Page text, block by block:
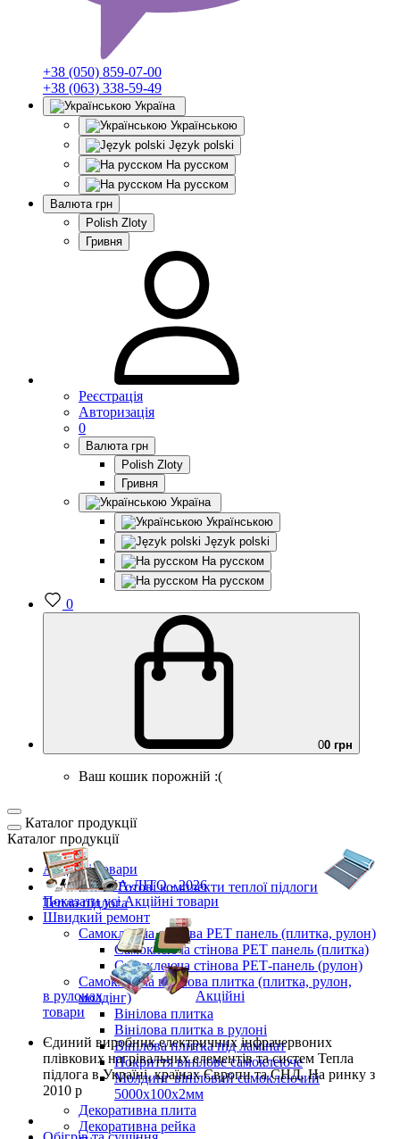
+38 (050) 859-07-00
+38 (063) 338-59-49
Україна
Українською
Język polski
На русском
На русском
Валюта грн
Polish Zloty
Гривня
Реєстрація
Авторизація
0
Валюта грн
Polish Zloty
Гривня
Україна
Українською
Język polski
На русском
На русском
0
00 грн
Ваш кошик порожній :(
Каталог продукції
Каталог продукції
Акційні товари
ВЕСНА-ЛІТО - 2026
Показати усі Акційні товари
Швидкий ремонт
Самоклеюча стінова PET панель (плитка, рулон)
Самоклеюча стінова PET панель (плитка)
Самоклеюча стінова РЕТ-панель (рулон)
Самоклеюча вінілова плитка (плитка, рулон,
молдінг)
Вінілова плитка
Вінілова плитка в рулоні
Вінілова плитка під ламінат
Покриття вінілове самоклеюче
Молдинг вініловий самоклеючий
5000х100х2мм
Декоративна плита
Декоративна рейка
Готові комплекти теплої підлоги
Тепла підлога
в рулонах
Акційні
товари
Єдиний виробникелектричних інфрачервоних
плівкових нагрівальних елементів та систем Тепла
підлога в Україні, країнах Європи та СНД.На ринку з
2010 р